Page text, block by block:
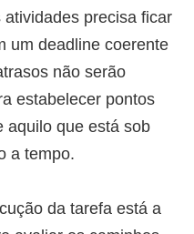
precisa ficar
um deadline coerente
não serão
estabelecer pontos
aquilo que está sob
a tempo.
da tarefa está a